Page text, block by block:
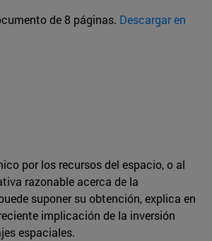
de 8 páginas. Descargar en
por los recursos del espacio, o al
razonable acerca de la
suponer su obtención, explica en
implicación de la inversión
espaciales.